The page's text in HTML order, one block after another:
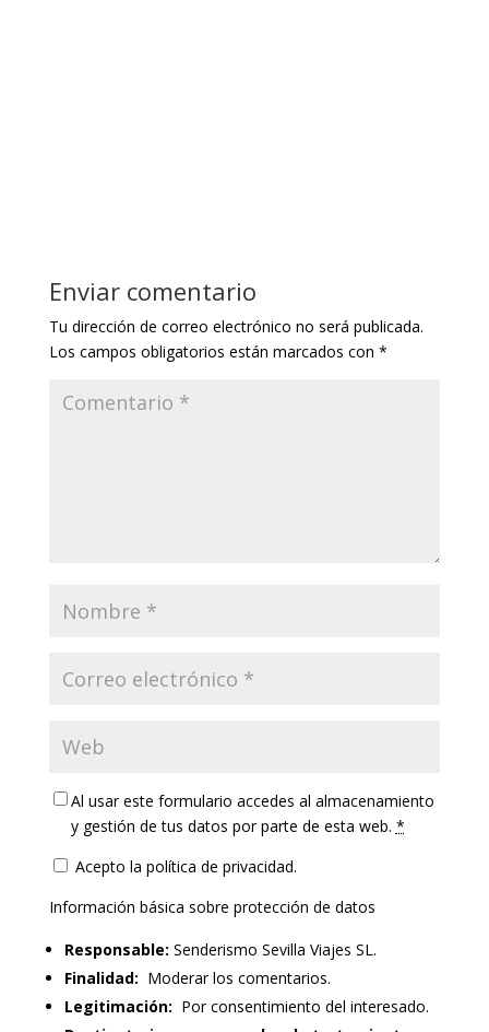
Enviar comentario
Tu dirección de correo electrónico no será publicada.
Los campos obligatorios están marcados con *
Al usar este formulario accedes al almacenamiento
y gestión de tus datos por parte de esta web. *
Acepto la política de privacidad.
Información básica sobre protección de datos
Responsable: Senderismo Sevilla Viajes SL.
Finalidad: Moderar los comentarios.
Legitimación: Por consentimiento del interesado.